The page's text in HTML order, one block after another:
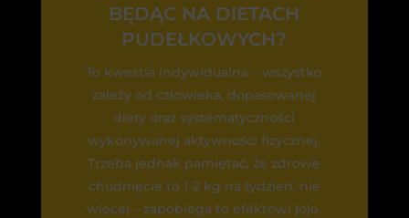
BĘDĄC NA DIETACH
PUDEŁKOWYCH?
To kwestia indywidualna – wszystko
zależy od człowieka, dopasowanej
diety oraz systematyczności
wykonywanej aktywności fizycznej.
Trzeba jednak pamiętać, że zdrowe
chudnięcie to 1-2 kg na tydzień, nie
więcej – zapobiega to efektowi jojo.